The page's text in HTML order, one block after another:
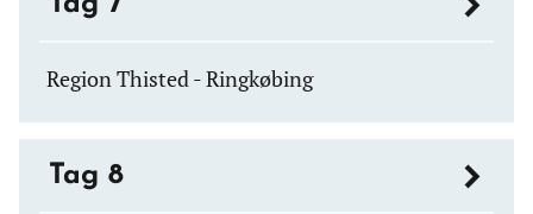
Region Thisted - Ringkøbing
Tag 8